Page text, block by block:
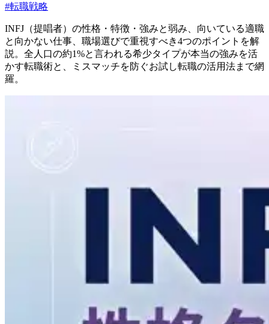
#転職戦略
INFJ（提唱者）の性格・特徴・強みと弱み、向いている適職
と向かない仕事、職場選びで重視すべき4つのポイントを解
説。全人口の約1%と言われる希少タイプが本当の強みを活
かす転職術と、ミスマッチを防ぐお試し転職の活用法まで網
羅。